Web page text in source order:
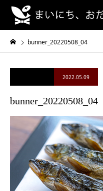
bunner_20220508_04
2022.05.09
bunner_20220508_04